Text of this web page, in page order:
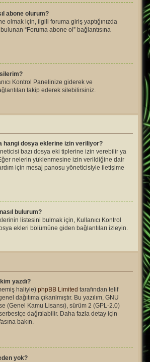
abone olurum?
olmak için, ilgili foruma giriş yaptığınızda
bulunan “Foruma abone ol” bağlantısına
Kontrol Panelinize giderek ve
takip ederek silebilirsiniz.
hangi dosya eklerine izin veriliyor?
bazı dosya eki tiplerine izin verebilir ya
nelerin yüklenmesine izin verildiğine dair
için mesaj panosu yöneticisiyle iletişime
bulurum?
listesini bulmak için, Kullanıcı Kontrol
ekleri bölümüne giden bağlantıları izleyin.
yazdı?
haliyle) phpBB Limited tarafından telif
dağıtıma çıkarılmıştır. Bu yazılım, GNU
(Genel Kamu Lisansı), sürüm 2 (GPL-2.0)
serbestçe dağıtılabilir. Daha fazla detay için
bakın.
yok?